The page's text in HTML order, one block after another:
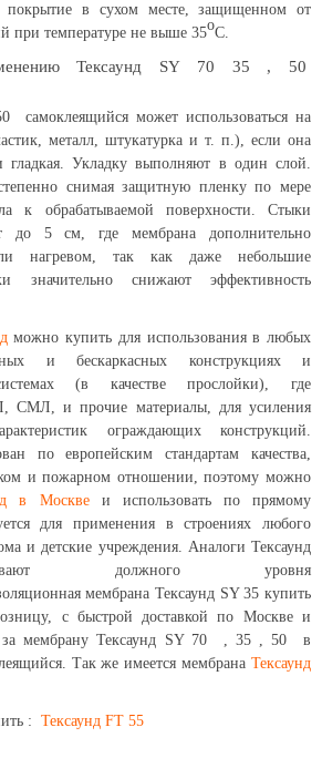
покрытие в сухом месте, защищенном от
при температуре не выше 35oC.
Тексаунд SY 70 35 , 50
самоклеящийся может использоваться на
металл, штукатурка и т. п.), если она
гладкая. Укладку выполняют в один слой.
снимая защитную пленку по мере
к обрабатываемой поверхности. Стыки
до 5 см, где мембрана дополнительно
нагревом, так как даже небольшие
значительно снижают эффективность
можно купить для использования в любых
и бескаркасных конструкциях и
(в качестве прослойки), где
СМЛ, и прочие материалы, для усиления
ограждающих конструкций.
по европейским стандартам качества,
и пожарном отношении, поэтому можно
в Москве и использовать по прямому
для применения в строениях любого
и детские учреждения. Аналоги Тексаунд
должного уровня
мембрана Тексаунд SY 35 купить
с быстрой доставкой по Москве и
за мембрану Тексаунд SY 70 , 35 , 50 в
Так же имеется мембрана Тексаунд
: Тексаунд FT 55